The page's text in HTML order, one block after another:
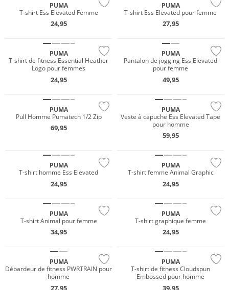
PUMA
T-shirt Ess Elevated Femme
24,95
PUMA
T-shirt Ess Elevated pour femme
27,95
Prix & Valeur
PUMA
T-shirt de fitness Essential Heather
Logo pour femmes
24,95
PUMA
Pantalon de jogging Ess Elevated
pour femme
49,95
PUMA
Pull Homme Pumatech 1/2 Zip
69,95
PUMA
Veste à capuche Ess Elevated Tape
pour homme
59,95
PUMA
T-shirt homme Ess Elevated
24,95
PUMA
T-shirt femme Animal Graphic
24,95
PUMA
T-shirt Animal pour femme
34,95
NOUVEAU
PUMA
T-shirt graphique femme
24,95
PUMA
Débardeur de fitness PWRTRAIN pour
homme
27,95
PUMA
T-shirt de fitness Cloudspun
Embossed pour homme
39,95
NOUVEAU
Prix & Valeur